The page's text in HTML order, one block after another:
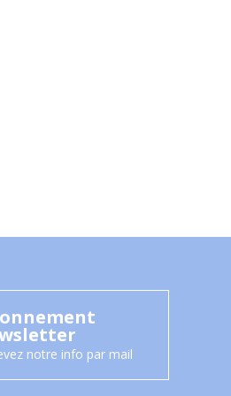
notre info par mail